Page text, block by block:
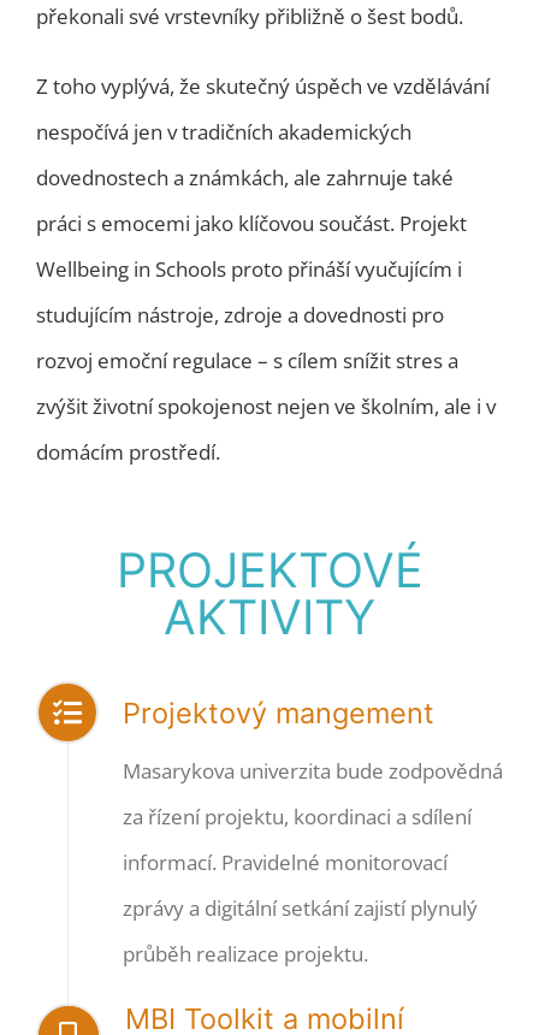
překonali své vrstevníky přibližně o šest bodů.
Z toho vyplývá, že skutečný úspěch ve vzdělávání
nespočívá jen v tradičních akademických
dovednostech a známkách, ale zahrnuje také
práci s emocemi jako klíčovou součást. Projekt
Wellbeing in Schools proto přináší vyučujícím i
studujícím nástroje, zdroje a dovednosti pro
rozvoj emoční regulace – s cílem snížit stres a
zvýšit životní spokojenost nejen ve školním, ale i v
domácím prostředí.
PROJEKTOVÉ
AKTIVITY
Projektový mangement
Masarykova univerzita bude zodpovědná
za řízení projektu, koordinaci a sdílení
informací. Pravidelné monitorovací
zprávy a digitální setkání zajistí plynulý
průběh realizace projektu.
MBI Toolkit a mobilní